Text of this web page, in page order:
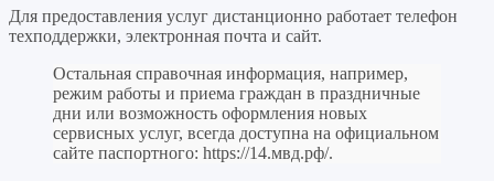
Для предоставления услуг дистанционно работает телефон
техподдержки, электронная почта и сайт.
Остальная справочная информация, например,
режим работы и приема граждан в праздничные
дни или возможность оформления новых
сервисных услуг, всегда доступна на официальном
сайте паспортного: https://14.мвд.рф/.